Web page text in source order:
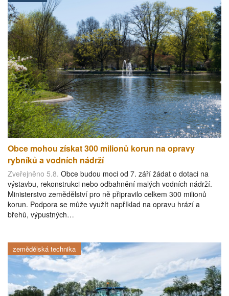
Obce mohou získat 300 milionů korun na opravy
rybníků a vodních nádrží
Zveřejněno 5.8. Obce budou moci od 7. září žádat o dotaci na
výstavbu, rekonstrukci nebo odbahnění malých vodních nádrží.
Ministerstvo zemědělství pro ně připravilo celkem 300 milionů
korun. Podpora se může využít například na opravu hrází a
břehů, výpustných…
zemědělská technika